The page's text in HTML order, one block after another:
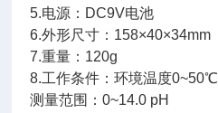
5.电源：DC9V电池
6.外形尺寸：158×40×34mm
7.重量：120g
8.工作条件：环境温度0~50℃
测量范围：0~14.0 pH